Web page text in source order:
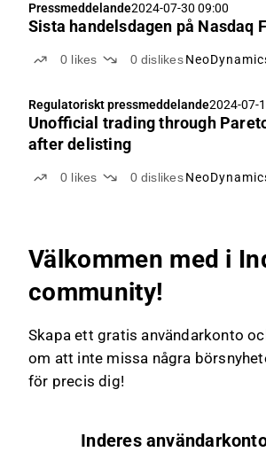
Pressmeddelande2024-07-30 09:00
Sista handelsdagen på Nasdaq
0 likes 0 dislikes
Regulatoriskt pressmeddelande2024-07-
Unofficial trading through
after delisting
0 likes 0 dislikes
Välkommen med i
community!
Skapa ett gratis användarkonto
om att inte missa några
för precis dig!
Inderes